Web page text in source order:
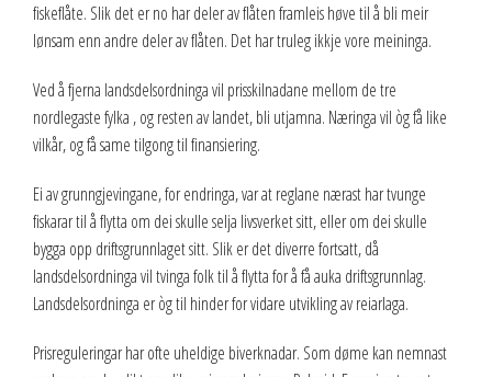
fiskeflåte. Slik det er no har deler av flåten framleis høve til å bli meir
lønsam enn andre deler av flåten. Det har truleg ikkje vore meininga.
Ved å fjerna landsdelsordninga vil prisskilnadane mellom de tre
nordlegaste fylka , og resten av landet, bli utjamna. Næringa vil òg få like
vilkår, og få same tilgong til finansiering.
Ei av grunngjevingane, for endringa, var at reglane nærast har tvunge
fiskarar til å flytta om dei skulle selja livsverket sitt, eller om dei skulle
bygga opp driftsgrunnlaget sitt. Slik er det diverre fortsatt, då
landsdelsordninga vil tvinga folk til å flytta for å få auka driftsgrunnlag.
Landsdelsordninga er òg til hinder for vidare utvikling av reiarlaga.
Prisreguleringar har ofte uheldige biverknadar. Som døme kan nemnast